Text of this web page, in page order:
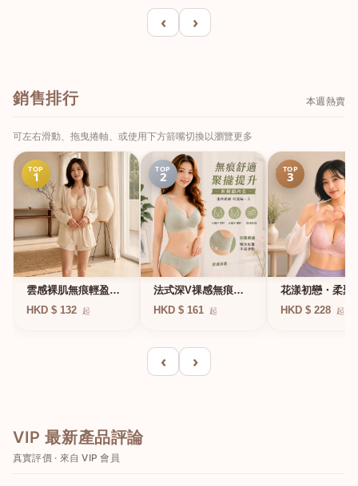
‹ ›
銷售排行 本週熱賣
可左右滑動、拖曳捲軸、或使用下方箭嘴切換以瀏覽更多
TOP
1
雲感裸肌無痕輕盈無
鋼圈內衣
HKD $ 132 起
TOP
2
法式深V祼感無痕果
凍軟支撐條無鋼圈內
HKD $ 161 起
TOP
3
花漾初戀・柔聚
圈蕾絲內衣
HKD $ 228 起
‹ ›
VIP 最新產品評論
真實評價 · 來自 VIP 會員